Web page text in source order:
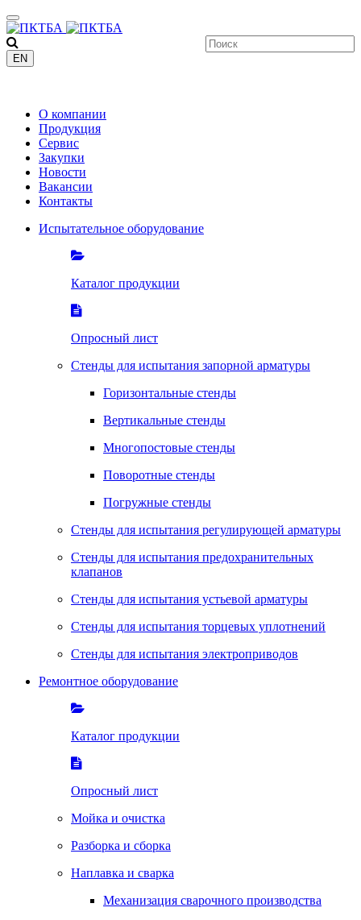
EN
О компании
Продукция
Сервис
Закупки
Новости
Вакансии
Контакты
Испытательное оборудование
Каталог продукции
Опросный лист
Стенды для испытания запорной арматуры
Горизонтальные стенды
Вертикальные стенды
Многопостовые стенды
Поворотные стенды
Погружные стенды
Стенды для испытания регулирующей арматуры
Стенды для испытания предохранительных
клапанов
Стенды для испытания устьевой арматуры
Стенды для испытания торцевых уплотнений
Стенды для испытания электроприводов
Ремонтное оборудование
Каталог продукции
Опросный лист
Мойка и очистка
Разборка и сборка
Наплавка и сварка
Механизация сварочного производства